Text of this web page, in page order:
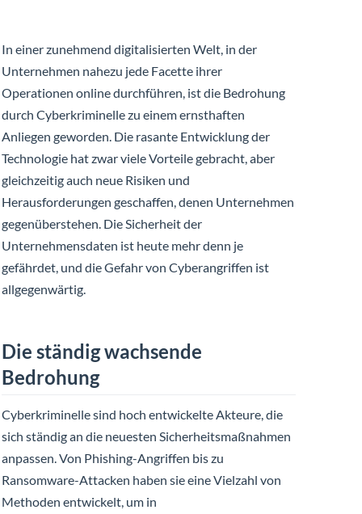
In einer zunehmend digitalisierten Welt, in der
Unternehmen nahezu jede Facette ihrer
Operationen online durchführen, ist die Bedrohung
durch Cyberkriminelle zu einem ernsthaften
Anliegen geworden. Die rasante Entwicklung der
Technologie hat zwar viele Vorteile gebracht, aber
gleichzeitig auch neue Risiken und
Herausforderungen geschaffen, denen Unternehmen
gegenüberstehen. Die Sicherheit der
Unternehmensdaten ist heute mehr denn je
gefährdet, und die Gefahr von Cyberangriffen ist
allgegenwärtig.
Die ständig wachsende
Bedrohung
Cyberkriminelle sind hoch entwickelte Akteure, die
sich ständig an die neuesten Sicherheitsmaßnahmen
anpassen. Von Phishing-Angriffen bis zu
Ransomware-Attacken haben sie eine Vielzahl von
Methoden entwickelt, um in